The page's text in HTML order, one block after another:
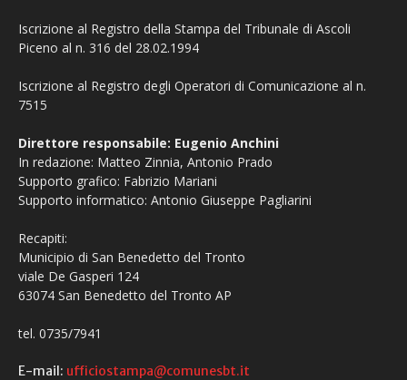
Iscrizione al Registro della Stampa del Tribunale di Ascoli
Piceno al n. 316 del 28.02.1994
Iscrizione al Registro degli Operatori di Comunicazione al n.
7515
Direttore responsabile: Eugenio Anchini
In redazione: Matteo Zinnia, Antonio Prado
Supporto grafico: Fabrizio Mariani
Supporto informatico: Antonio Giuseppe Pagliarini
Recapiti:
Municipio di San Benedetto del Tronto
viale De Gasperi 124
63074 San Benedetto del Tronto AP
tel. 0735/7941
E-mail: ufficiostampa@comunesbt.it